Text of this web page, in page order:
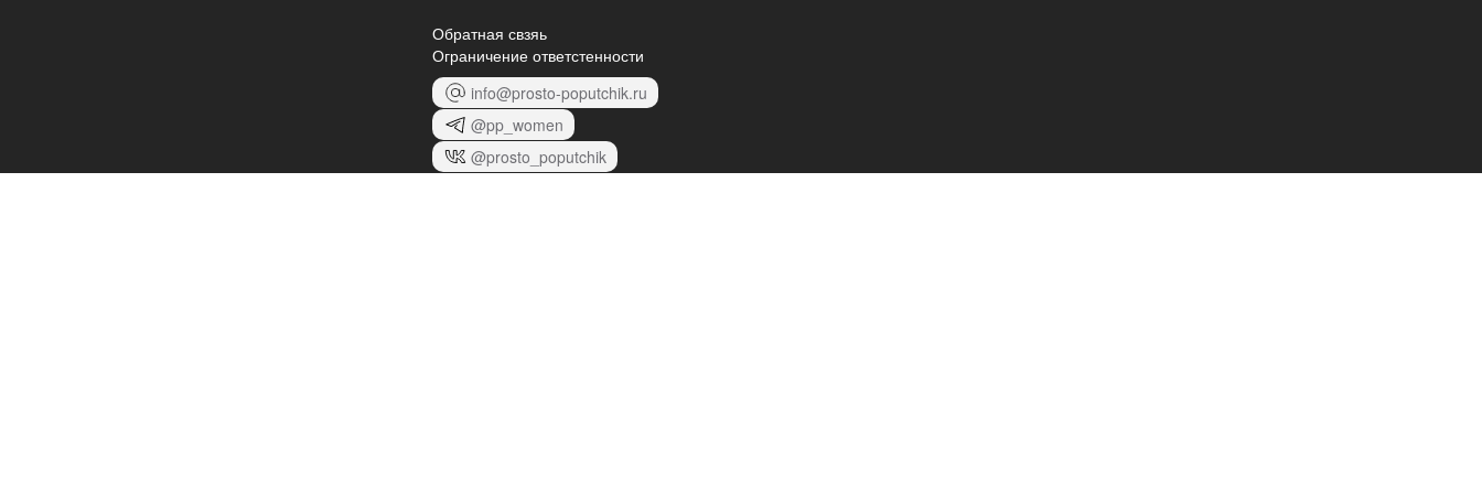
Обратная свзяь
Ограничение ответстенности
info@prosto-poputchik.ru
@pp_women
@prosto_poputchik